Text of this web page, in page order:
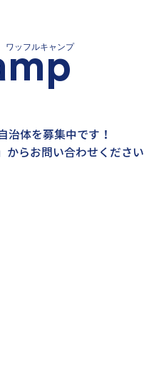
ワッフルキャンプ
体を募集中です！
からお問い合わせください